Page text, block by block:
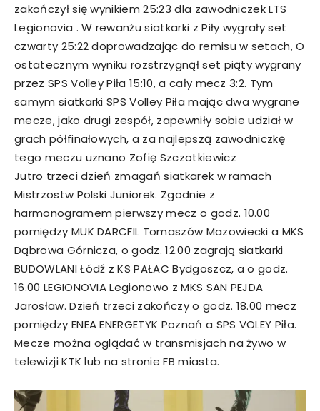
zakończył się wynikiem 25:23 dla zawodniczek LTS
Legionovia . W rewanżu siatkarki z Piły wygrały set
czwarty 25:22 doprowadzając do remisu w setach, O
ostatecznym wyniku rozstrzygnął set piąty wygrany
przez SPS Volley Piła 15:10, a cały mecz 3:2. Tym
samym siatkarki SPS Volley Piła mając dwa wygrane
mecze, jako drugi zespół, zapewniły sobie udział w
grach półfinałowych, a za najlepszą zawodniczkę
tego meczu uznano Zofię Szczotkiewicz
Jutro trzeci dzień zmagań siatkarek w ramach
Mistrzostw Polski Juniorek. Zgodnie z
harmonogramem pierwszy mecz o godz. 10.00
pomiędzy MUK DARCFIL Tomaszów Mazowiecki a MKS
Dąbrowa Górnicza, o godz. 12.00 zagrają siatkarki
BUDOWLANI Łódź z KS PAŁAC Bydgoszcz, a o godz.
16.00 LEGIONOVIA Legionowo z MKS SAN PEJDA
Jarosław. Dzień trzeci zakończy o godz. 18.00 mecz
pomiędzy ENEA ENERGETYK Poznań a SPS VOLEY Piła.
Mecze można oglądać w transmisjach na żywo w
telewizji KTK lub na stronie FB miasta.